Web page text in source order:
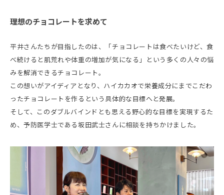
理想のチョコレートを求めて
平井さんたちが目指したのは、「チョコレートは食べたいけど、食
べ続けると肌荒れや体重の増加が気になる」という多くの人々の悩
みを解消できるチョコレート。
この想いがアイディアとなり、ハイカカオで栄養成分にまでこだわ
ったチョコレートを作るという具体的な目標へと発展。
そして、このダブルバインドとも思える野心的な目標を実現するた
め、予防医学士である坂田武士さんに相談を持ちかけました。